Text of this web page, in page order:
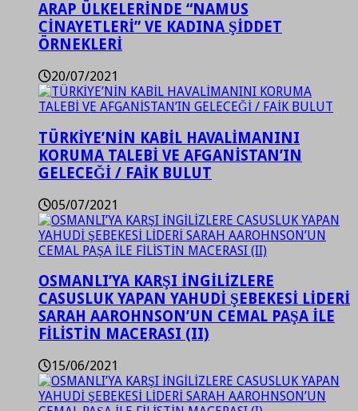
ARAP ÜLKELERİNDE “NAMUS
CİNAYETLERİ” VE KADINA ŞİDDET
ÖRNEKLERİ
20/07/2021
TÜRKİYE’NİN KABİL HAVALİMANINI
KORUMA TALEBİ VE AFGANİSTAN’IN
GELECEĞİ / FAİK BULUT
05/07/2021
OSMANLI’YA KARŞI İNGİLİZLERE
CASUSLUK YAPAN YAHUDİ ŞEBEKESİ LİDERİ
SARAH AAROHNSON’UN CEMAL PAŞA İLE
FİLİSTİN MACERASI (II)
15/06/2021